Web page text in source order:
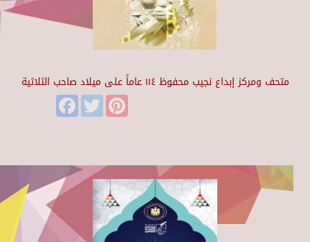
متحف ومركز إبداع نجيب محفوظ ١١٤ عاماً على ميلاد صاحب الثلاثية
FacebookTwitter